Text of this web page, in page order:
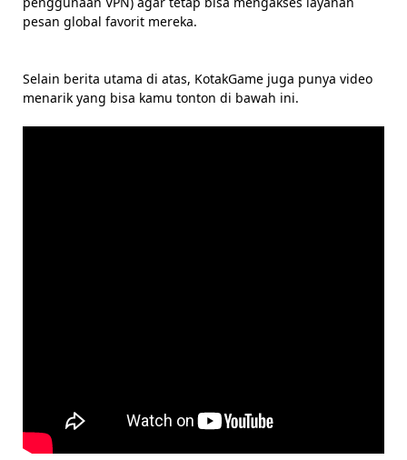
pesan global favorit mereka.
Selain berita utama di atas, KotakGame juga punya video
menarik yang bisa kamu tonton di bawah ini.